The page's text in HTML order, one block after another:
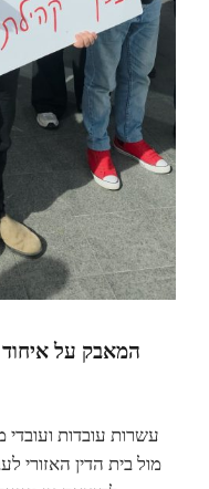
המאבק על איחוד
עשרות עובדות ועובדי
מול בית הדין האזורי